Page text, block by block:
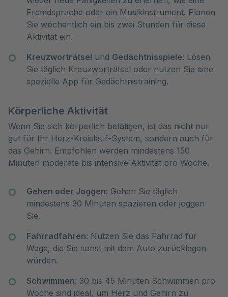
Fremdsprache oder ein Musikinstrument. Planen
Sie wöchentlich ein bis zwei Stunden für diese
Aktivität ein.
Kreuzworträtsel und Gedächtnisspiele: Lösen
Sie täglich Kreuzworträtsel oder nutzen Sie eine
spezielle App für Gedächtnistraining.
Körperliche Aktivität
Wenn Sie sich körperlich betätigen, ist das nicht nur
gut für Ihr Herz-Kreislauf-System, sondern auch für
das Gehirn. Empfohlen werden mindestens 150
Minuten moderate bis intensive Aktivität pro Woche.
Gehen oder Joggen: Gehen Sie täglich
mindestens 30 Minuten spazieren oder joggen
Sie.
Fahrradfahren: Nutzen Sie das Fahrrad für
Wege, die Sie sonst mit dem Auto zurücklegen
würden.
Schwimmen: 30 bis 45 Minuten Schwimmen pro
Woche sind ideal, um Herz und Gehirn zu